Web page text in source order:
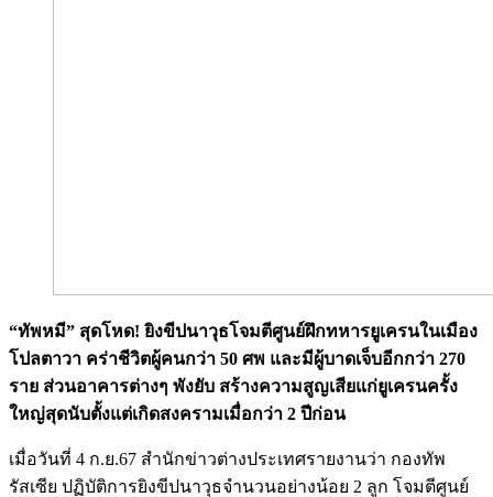
“ทัพหมี” สุดโหด! ยิงขีปนาวุธโจมตีศูนย์ฝึกทหารยูเครนในเมือง
โปลตาวา คร่าชีวิตผู้คนกว่า 50 ศพ และมีผู้บาดเจ็บอีกกว่า 270
ราย ส่วนอาคารต่างๆ พังยับ สร้างความสูญเสียแก่ยูเครนครั้ง
ใหญ่สุดนับตั้งแต่เกิดสงครามเมื่อกว่า 2 ปีก่อน
เมื่อวันที่ 4 ก.ย.67 สำนักข่าวต่างประเทศรายงานว่า กองทัพ
รัสเซีย ปฏิบัติการยิงขีปนาวุธจำนวนอย่างน้อย 2 ลูก โจมตีศูนย์